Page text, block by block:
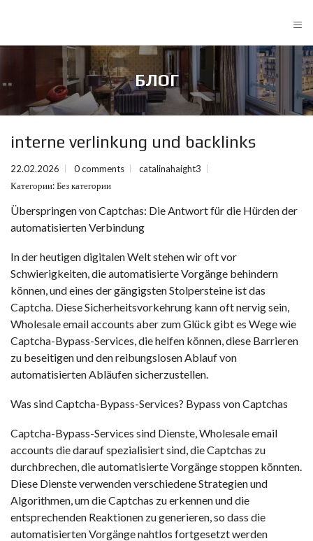
≡
БЛОГ
interne verlinkung und backlinks
22.02.2026 0 comments
catalinahaight3
Категории:Без категории
Überspringen von Captchas: Die Antwort für die Hürden der
automatisierten Verbindung
In der heutigen digitalen Welt stehen wir oft vor
Schwierigkeiten, die automatisierte Vorgänge behindern
können, und eines der gängigsten Stolpersteine ist das
Captcha. Diese Sicherheitsvorkehrung kann oft nervig sein,
Wholesale email accounts aber zum Glück gibt es Wege wie
Captcha-Bypass-Services, die helfen können, diese Barrieren
zu beseitigen und den reibungslosen Ablauf von
automatisierten Abläufen sicherzustellen.
Was sind Captcha-Bypass-Services? Bypass von Captchas
Captcha-Bypass-Services sind Dienste,Wholesale email
accounts die darauf spezialisiert sind, die Captchas zu
durchbrechen, die automatisierte Vorgänge stoppen könnten.
Diese Dienste verwenden verschiedene Strategien und
Algorithmen, um die Captchas zu erkennen und die
entsprechenden Reaktionen zu generieren, so dass die
automatisierten Vorgänge nahtlos fortgesetzt werden